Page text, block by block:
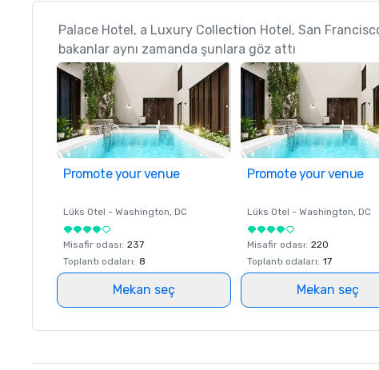
Palace Hotel, a Luxury Collection Hotel, San
bakanlar aynı zamanda şunlara göz attı
Promote your venue
Lüks Otel - Washington, DC
Misafir odası: 237
Toplantı odaları: 8
Mekan seç
Promote your venue
Lüks Otel - Washington, DC
Misafir odası: 220
Toplantı odaları: 17
Mekan seç